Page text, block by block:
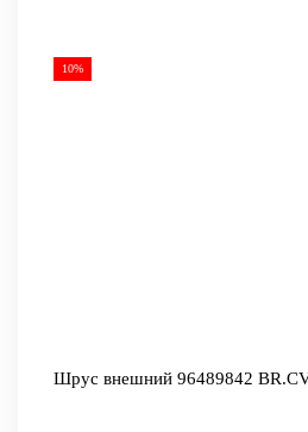
10%
Шрус внешний 96489842